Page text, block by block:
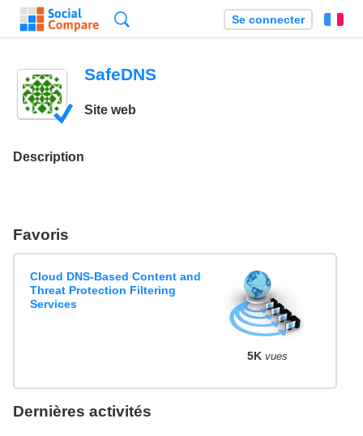
Se connecter
SafeDNS
Site web
Description
Favoris
Cloud DNS-Based Content and
Threat Protection Filtering
Services
5K vues
Dernières activités